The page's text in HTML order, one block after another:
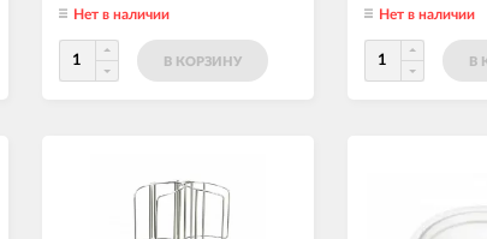
Нет в наличии
В КОРЗИНУ
Нет в наличии
В